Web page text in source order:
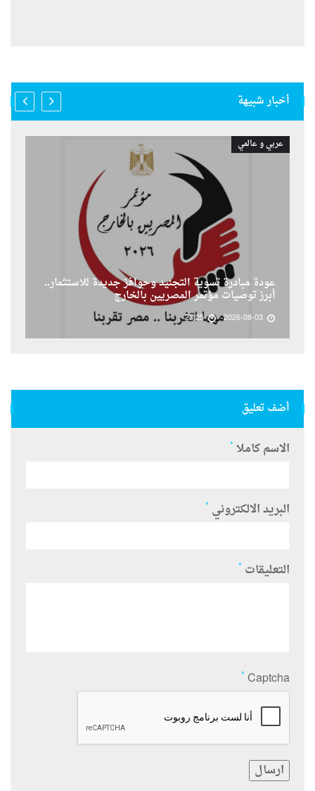
أخبار شبيهة
عربي و عالمي
عودة مبادرة تسوية التجنيد وحوافز جديدة للاستثمار..
أبرز توصيات مؤتمر المصريين بالخارج
2026-08-03
23:25
أضف تعليق
الاسم كاملا *
البريد الالكتروني *
التعليقات *
Captcha
*
ارسال